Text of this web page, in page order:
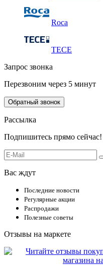
Roca
TECE
Запрос звонка
Перезвоним через 5 минут
Обратный звонок
Рассылка
Подпишитесь прямо сейчас!
Вас ждут
Последние новости
Регулярные акции
Распродажи
Полезные советы
Отзывы на маркете